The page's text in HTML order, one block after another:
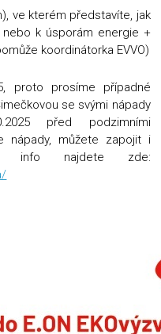
ve kterém představíte, jak
k úsporám energie +
koordinátorka EVVO)
proto prosíme případné
se svými nápady
před podzimními
nápady, můžete zapojit i
info najdete zde: